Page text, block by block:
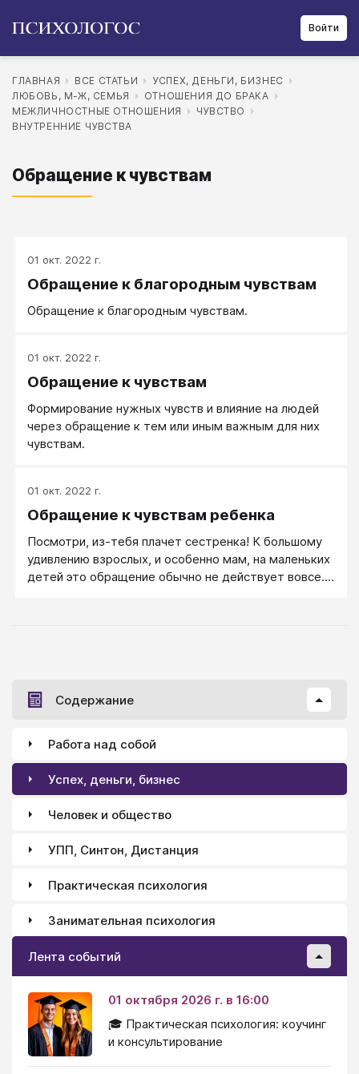
Войти
ГЛАВНАЯ ВСЕ СТАТЬИ
УСПЕХ, ДЕНЬГИ, БИЗНЕС
ЛЮБОВЬ, М-Ж, СЕМЬЯ
ОТНОШЕНИЯ ДО БРАКА
МЕЖЛИЧНОСТНЫЕ ОТНОШЕНИЯ
ЧУВСТВО
ВНУТРЕННИЕ ЧУВСТВА
Обращение к чувствам
01 окт. 2022 г.
Обращение к благородным чувствам
Обращение к благородным чувствам.
01 окт. 2022 г.
Обращение к чувствам
Формирование нужных чувств и влияние на людей
через обращение к тем или иным важным для них
чувствам.
01 окт. 2022 г.
Обращение к чувствам ребенка
Посмотри, из-тебя плачет сестренка! К большому
удивлению взрослых, и особенно мам, на маленьких
детей это обращение обычно не действует вовсе.
это подлинным сопереживанием, но дорога к этому
детей не раньше семилетнего возраста, причем тут
все очень индивидуально.
Содержание
Работа над собой
Успех, деньги, бизнес
Человек и общество
УПП, Синтон, Дистанция
Практическая психология
Занимательная психология
Лента событий
01 октября 2026 г. в 16:00
🎓 Практическая психология: коучинг
и консультирование